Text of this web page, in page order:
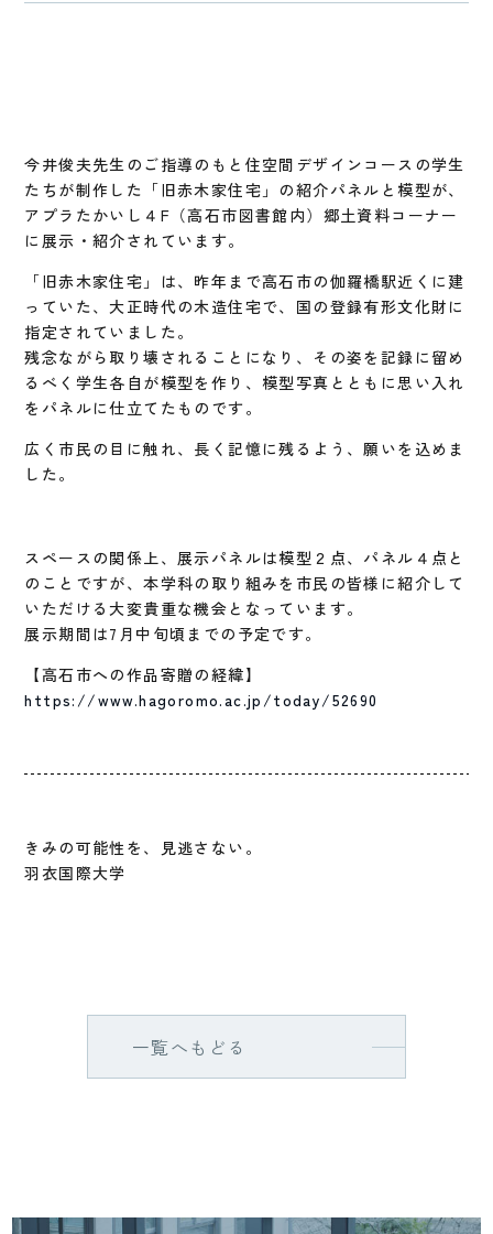
今井俊夫先生のご指導のもと住空間デザインコースの学生
たちが制作した「旧赤木家住宅」の紹介パネルと模型が、
アプラたかいし４F（高石市図書館内）郷土資料コーナー
に展示・紹介されています。
「旧赤木家住宅」は、昨年まで高石市の伽羅橋駅近くに建
っていた、大正時代の木造住宅で、国の登録有形文化財に
指定されていました。
残念ながら取り壊されることになり、その姿を記録に留め
るべく学生各自が模型を作り、模型写真とともに思い入れ
をパネルに仕立てたものです。
広く市民の目に触れ、長く記憶に残るよう、願いを込めま
した。
スペースの関係上、展示パネルは模型２点、パネル４点と
のことですが、本学科の取り組みを市民の皆様に紹介して
いただける大変貴重な機会となっています。
展示期間は7月中旬頃までの予定です。
【高石市への作品寄贈の経緯】
https://www.hagoromo.ac.jp/today/52690
きみの可能性を、見逃さない。
羽衣国際大学
一覧へもどる